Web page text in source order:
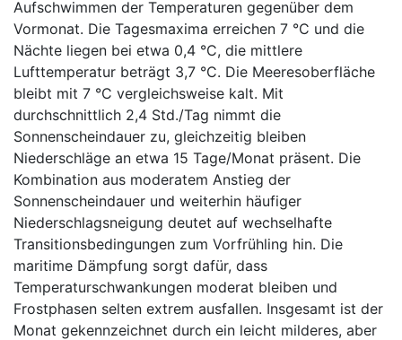
Aufschwimmen der Temperaturen gegenüber dem
Vormonat. Die Tagesmaxima erreichen 7 °C und die
Nächte liegen bei etwa 0,4 °C, die mittlere
Lufttemperatur beträgt 3,7 °C. Die Meeresoberfläche
bleibt mit 7 °C vergleichsweise kalt. Mit
durchschnittlich 2,4 Std./Tag nimmt die
Sonnenscheindauer zu, gleichzeitig bleiben
Niederschläge an etwa 15 Tage/Monat präsent. Die
Kombination aus moderatem Anstieg der
Sonnenscheindauer und weiterhin häufiger
Niederschlagsneigung deutet auf wechselhafte
Transitionsbedingungen zum Vorfrühling hin. Die
maritime Dämpfung sorgt dafür, dass
Temperaturschwankungen moderat bleiben und
Frostphasen selten extrem ausfallen. Insgesamt ist der
Monat gekennzeichnet durch ein leicht milderes, aber